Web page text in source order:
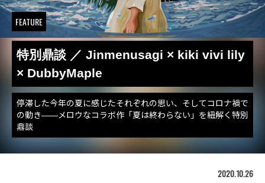
FEATURE
特別鼎談 ／ Jinmenusagi × kiki vivi lily
× DubbyMaple
停滞した今年の夏に感じたそれぞれの思い、そしてコロナ禍で
の動き――メロウなコラボ作「夏は終わらない」を紐解く特別
鼎談
2020.10.26